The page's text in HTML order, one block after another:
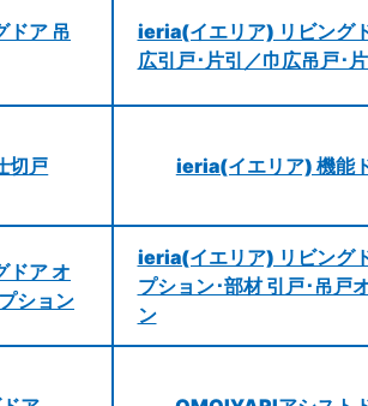
ア 吊
ieria(イエリア) リビング
広引戸･片引／巾広吊戸･片
切戸 ieria(イエリア) 機能
ア オ
ション
ieria(イエリア) リビング
プション･部材 引戸･吊戸
ン